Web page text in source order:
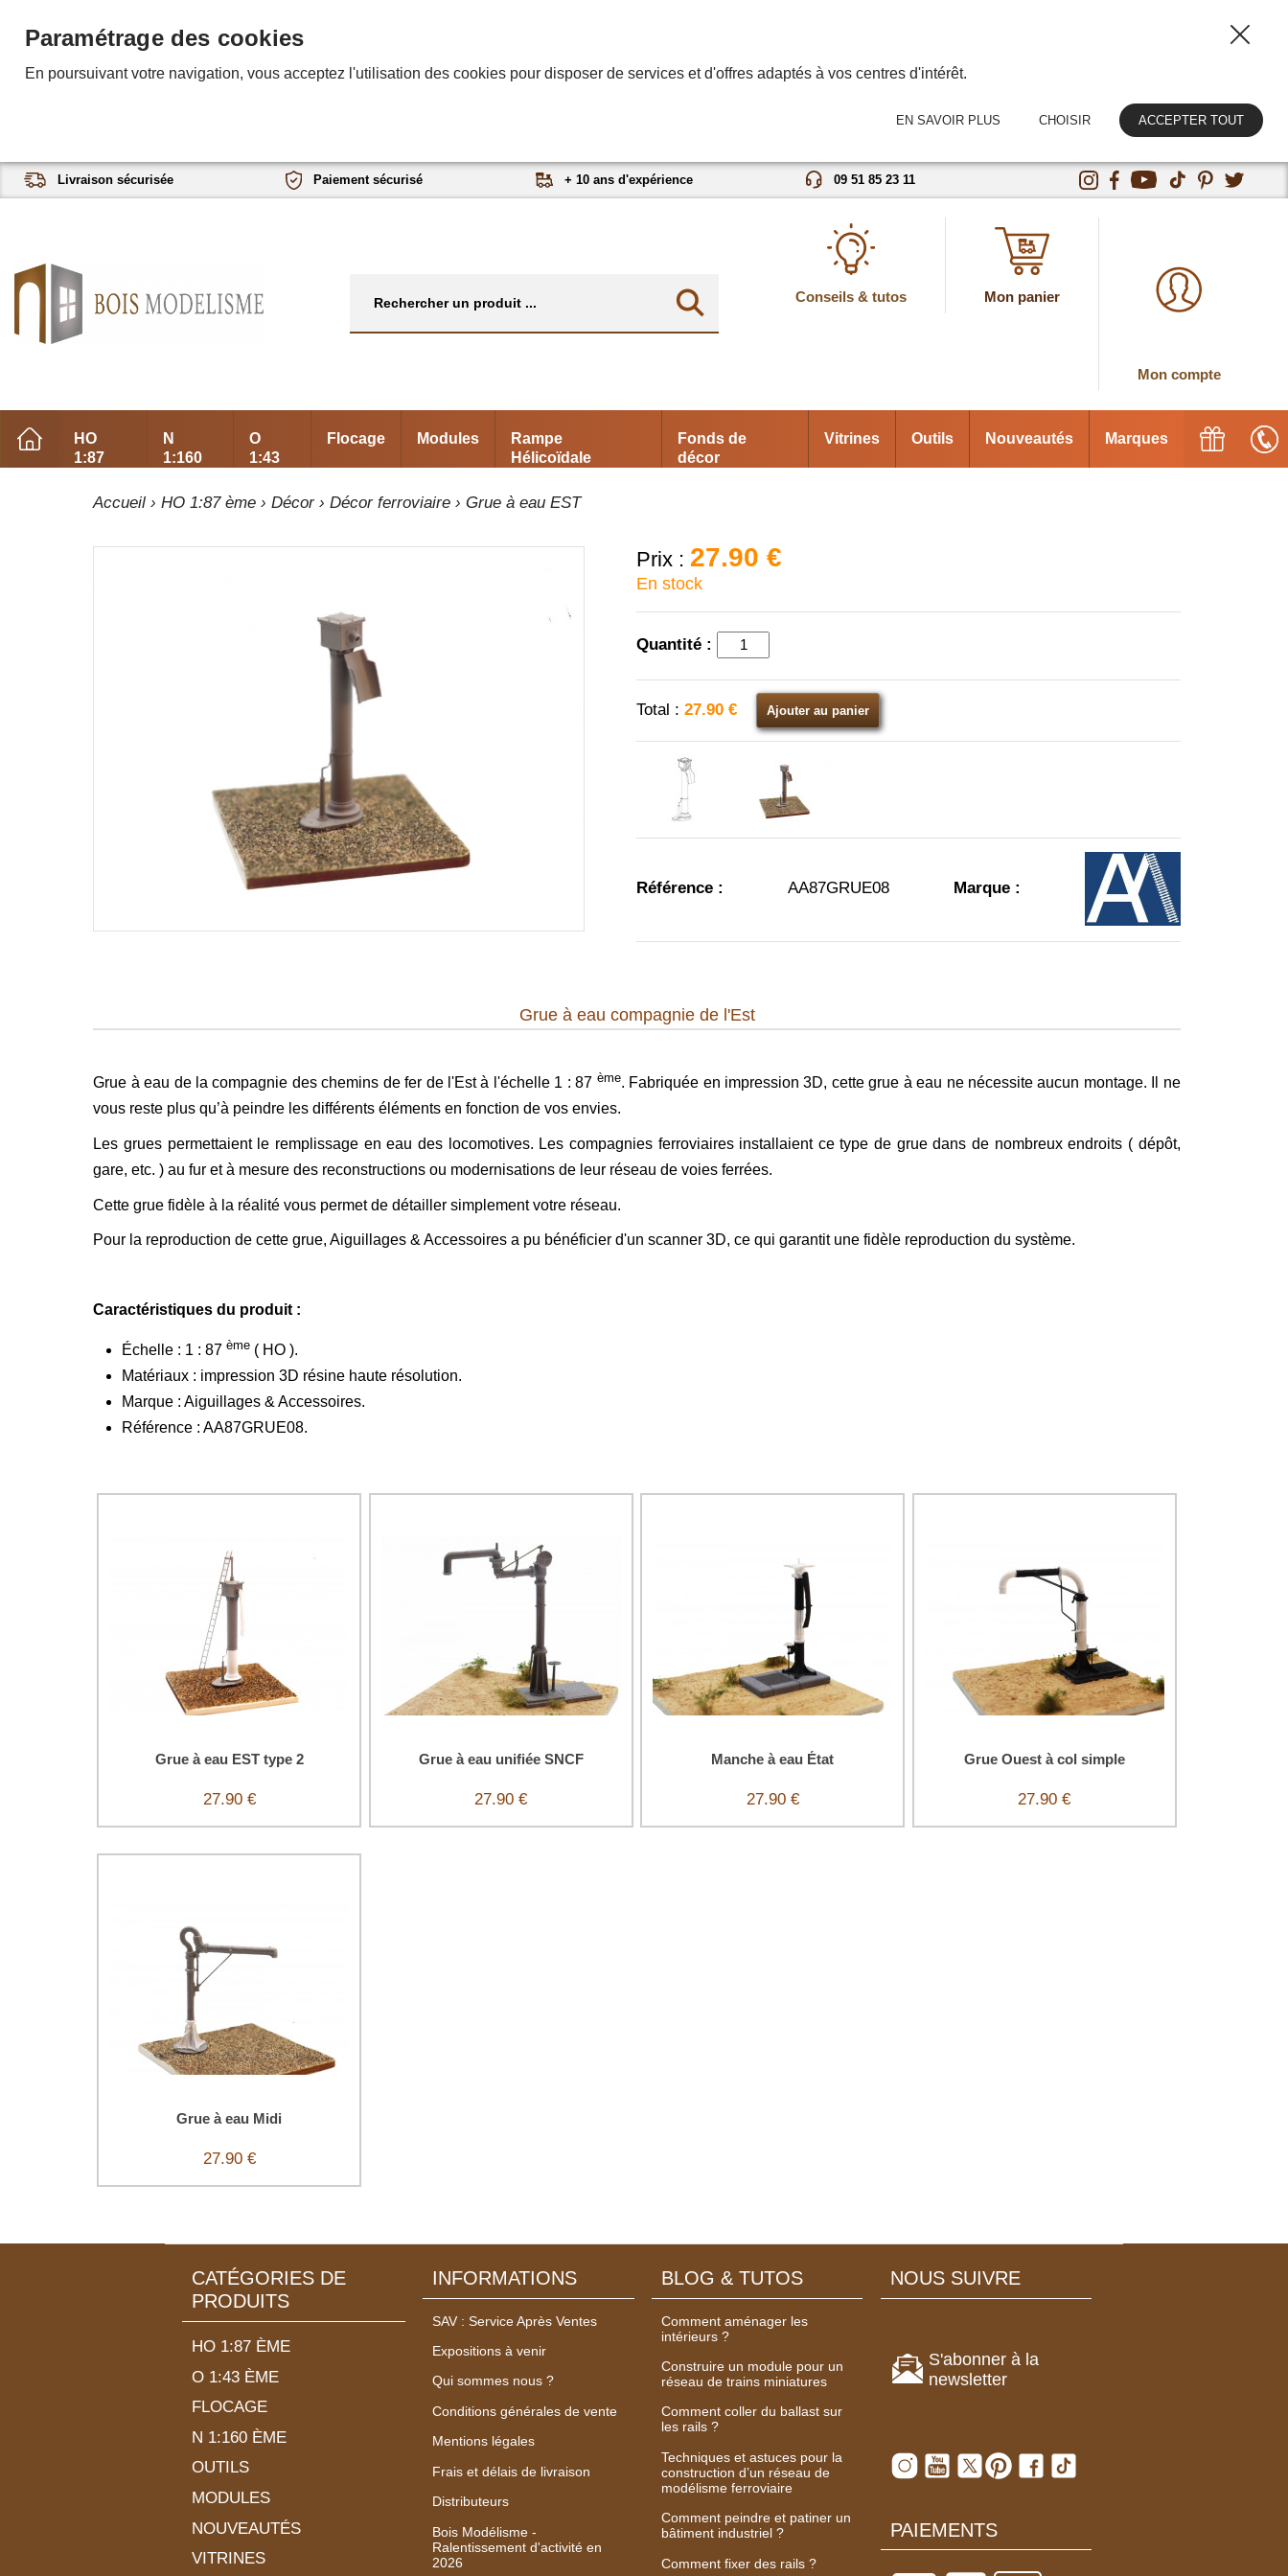
Livraison sécurisée Paiement sécurisé + 10 ans d'expérience 09 51 85 23 11
Conseils & tutos Mon panier
Mon compte
HO
1:87
N
1:160
O
1:43
Flocage Modules
Rampe
Hélicoïdale
Fonds de
décor
Vitrines Outils Nouveautés Marques
Accueil ›HO 1:87 ème ›Décor›Décor ferroviaire › Grue à eau EST
Prix : 27.90 €
En stock
Quantité :
Total :27.90 € Ajouter au panier
Référence : AA87GRUE08 Marque :
Grue à eau compagnie de l'Est
Grue à eau de la compagnie des chemins de fer de l'Est à l'échelle 1 : 87 ème. Fabriquée en impression 3D, cette grue à eau ne nécessite aucun montage. Il ne
vous reste plus qu’à peindre les différents éléments en fonction de vos envies.
Les grues permettaient le remplissage en eau des locomotives. Les compagnies ferroviaires installaient ce type de grue dans de nombreux endroits ( dépôt,
gare, etc. ) au fur et à mesure des reconstructions ou modernisations de leur réseau de voies ferrées.
Cette grue fidèle à la réalité vous permet de détailler simplement votre réseau.
Pour la reproduction de cette grue, Aiguillages & Accessoires a pu bénéficier d'un scanner 3D, ce qui garantit une fidèle reproduction du système.
Caractéristiques du produit :
Échelle : 1 : 87ème ( HO ).
Matériaux : impression 3D résine haute résolution.
Marque : Aiguillages & Accessoires.
Référence : AA87GRUE08.
Grue à eau EST type 2
27.90 €
Grue à eau unifiée SNCF
27.90 €
Manche à eau État
27.90 €
Grue Ouest à col simple
27.90 €
Grue à eau Midi
27.90 €
CATÉGORIES DE
PRODUITS
HO 1:87 ÈME
O 1:43 ÈME
FLOCAGE
N 1:160 ÈME
OUTILS
MODULES
NOUVEAUTÉS
VITRINES
INFORMATIONS
SAV : Service Après Ventes
Expositions à venir
Qui sommes nous ?
Conditions générales de vente
Mentions légales
Frais et délais de livraison
Distributeurs
Bois Modélisme -
Ralentissement d'activité en
2026
BLOG & TUTOS
Comment aménager les
intérieurs ?
Construire un module pour un
réseau de trains miniatures
Comment coller du ballast sur
les rails ?
Techniques et astuces pour la
construction d’un réseau de
modélisme ferroviaire
Comment peindre et patiner un
bâtiment industriel ?
Comment fixer des rails ?
NOUS SUIVRE
S'abonner à la
newsletter
PAIEMENTS
Paramétrage des cookies
En poursuivant votre navigation, vous acceptez l'utilisation des cookies pour disposer de services et d'offres adaptés à vos centres d'intérêt.
EN SAVOIR PLUS CHOISIR ACCEPTER TOUT